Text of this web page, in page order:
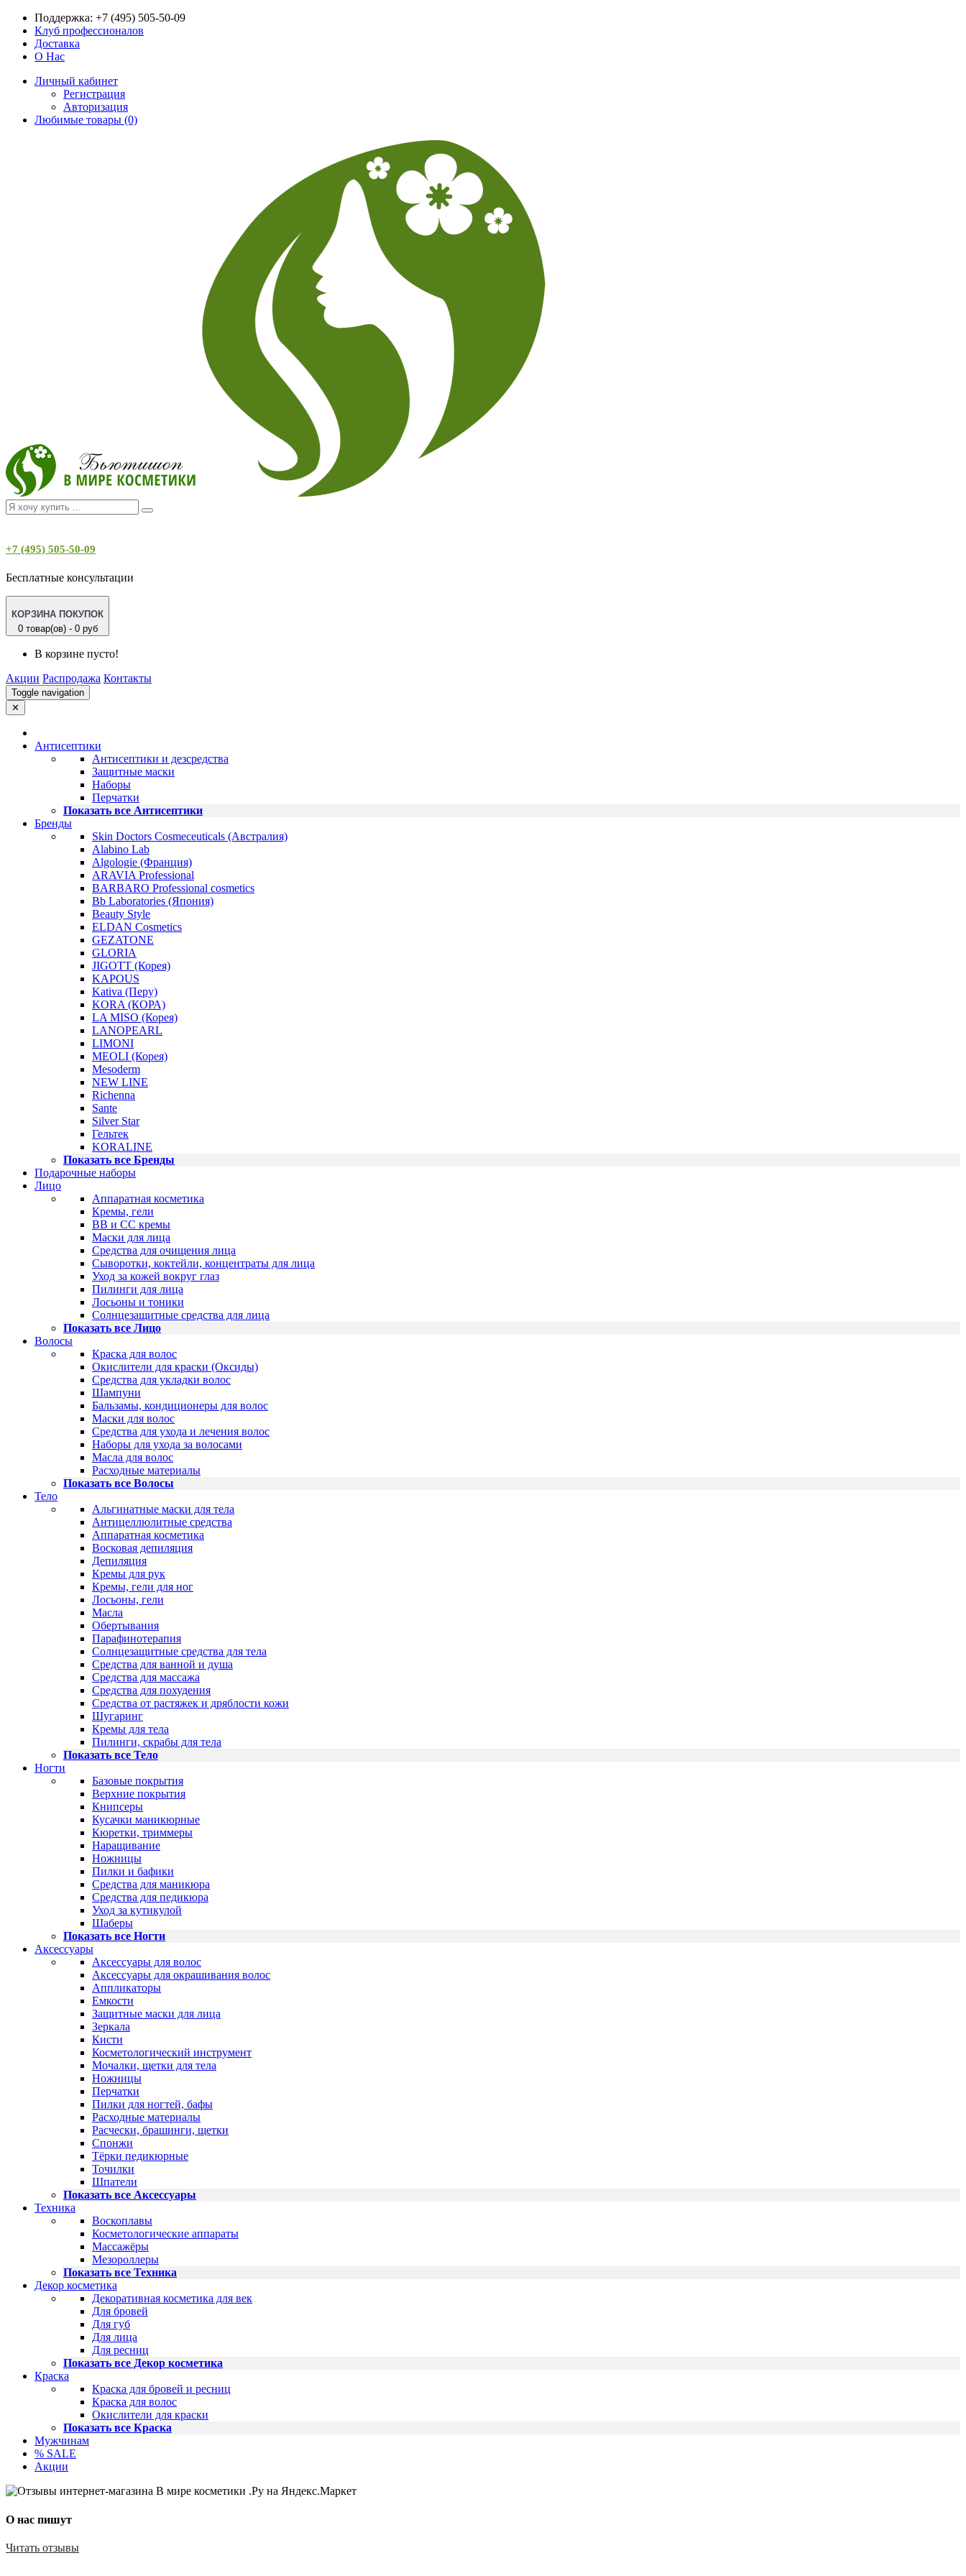
Поддержка: +7 (495) 505-50-09
Клуб профессионалов
Доставка
О Нас
Личный кабинет
Регистрация
Авторизация
Любимые товары (0)
+7 (495) 505-50-09
Бесплатные консультации
КОРЗИНА ПОКУПОК
0 товар(ов) - 0 руб
В корзине пусто!
Акции Распродажа Контакты
Toggle navigation
✕
Антисептики
Антисептики и дезсредства
Защитные маски
Наборы
Перчатки
Показать все Антисептики
Бренды
Skin Doctors Cosmeceuticals (Австралия)
Alabino Lab
Algologie (Франция)
ARAVIA Professional
BARBARO Professional cosmetics
Bb Laboratories (Япония)
Beauty Style
ELDAN Cosmetics
GEZATONE
GLORIA
JIGOTT (Корея)
KAPOUS
Kativa (Перу)
KORA (КОРА)
LA MISO (Корея)
LANOPEARL
LIMONI
MEOLI (Корея)
Mesoderm
NEW LINE
Richenna
Sante
Silver Star
Гельтек
KORALINE
Показать все Бренды
Подарочные наборы
Лицо
Аппаратная косметика
Кремы, гели
BB и CC кремы
Маски для лица
Средства для очищения лица
Сыворотки, коктейли, концентраты для лица
Уход за кожей вокруг глаз
Пилинги для лица
Лосьоны и тоники
Солнцезащитные средства для лица
Показать все Лицо
Волосы
Краска для волос
Окислители для краски (Оксиды)
Средства для укладки волос
Шампуни
Бальзамы, кондиционеры для волос
Маски для волос
Средства для ухода и лечения волос
Наборы для ухода за волосами
Масла для волос
Расходные материалы
Показать все Волосы
Тело
Альгинатные маски для тела
Антицеллюлитные средства
Аппаратная косметика
Восковая депиляция
Депиляция
Кремы для рук
Кремы, гели для ног
Лосьоны, гели
Масла
Обертывания
Парафинотерапия
Солнцезащитные средства для тела
Средства для ванной и душа
Средства для массажа
Средства для похудения
Средства от растяжек и дряблости кожи
Шугаринг
Кремы для тела
Пилинги, скрабы для тела
Показать все Тело
Ногти
Базовые покрытия
Верхние покрытия
Книпсеры
Кусачки маникюрные
Кюретки, триммеры
Наращивание
Ножницы
Пилки и бафики
Средства для маникюра
Средства для педикюра
Уход за кутикулой
Шаберы
Показать все Ногти
Аксессуары
Аксессуары для волос
Аксессуары для окрашивания волос
Аппликаторы
Емкости
Защитные маски для лица
Зеркала
Кисти
Косметологический инструмент
Мочалки, щетки для тела
Ножницы
Перчатки
Пилки для ногтей, бафы
Расходные материалы
Расчески, брашинги, щетки
Спонжи
Тёрки педикюрные
Точилки
Шпатели
Показать все Аксессуары
Техника
Воскоплавы
Косметологические аппараты
Массажёры
Мезороллеры
Показать все Техника
Декор косметика
Декоративная косметика для век
Для бровей
Для губ
Для лица
Для ресниц
Показать все Декор косметика
Краска
Краска для бровей и ресниц
Краска для волос
Окислители для краски
Показать все Краска
Мужчинам
% SALE
Акции
О нас пишут
Читать отзывы